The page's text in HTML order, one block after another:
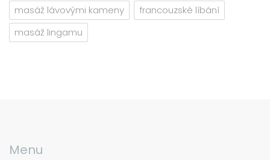
masáž lávovými kameny
francouzské líbání
masáž lingamu
Menu